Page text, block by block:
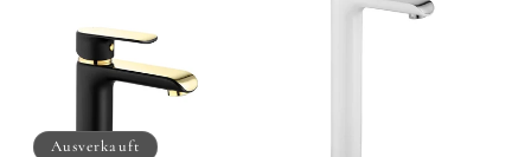
Ausverkauft